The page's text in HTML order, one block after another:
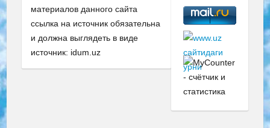
материалов данного сайта
ссылка на источник обязательна
и должна выглядеть в виде
источник: idum.uz